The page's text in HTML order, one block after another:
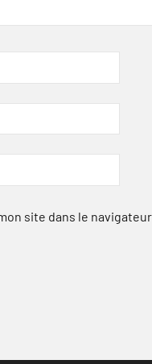
site dans le